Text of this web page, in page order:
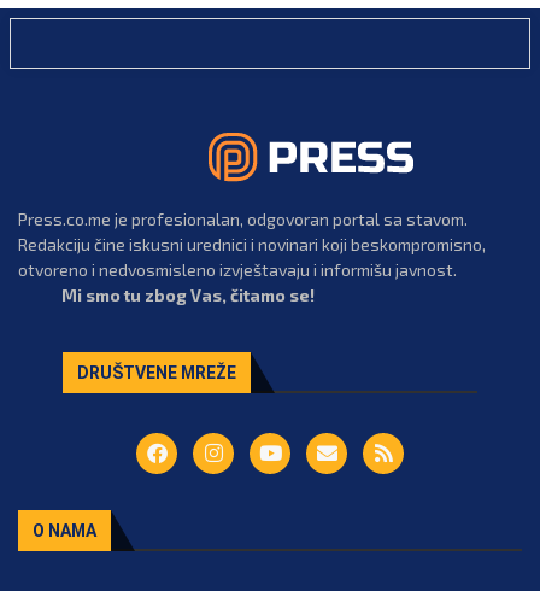
Press.co.me je profesionalan, odgovoran portal sa stavom.
Redakciju čine iskusni urednici i novinari koji beskompromisno,
otvoreno i nedvosmisleno izvještavaju i informišu javnost.
Mi smo tu zbog Vas, čitamo se!
DRUŠTVENE MREŽE
O NAMA